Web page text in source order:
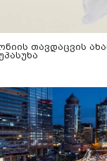
თავდაცვის